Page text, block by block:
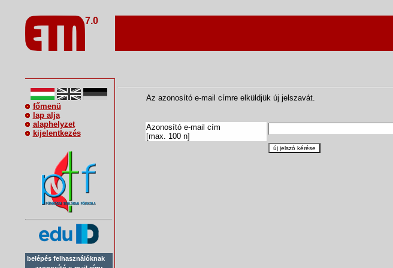
7.0
főmenü
lap alja
alaphelyzet
kijelentkezés
belépés felhasználóknak
Az azonosító e-mail címre elküldjük új jelszavát.
Azonosító e-mail cím
[max. 100 n]
új jelszó kérése